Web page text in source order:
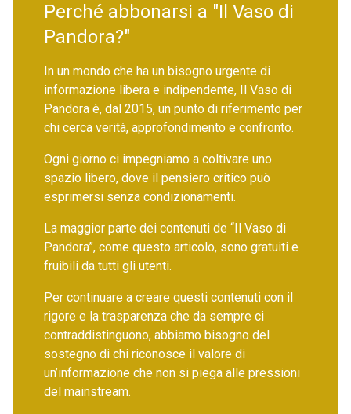
Perché abbonarsi a "Il Vaso di
Pandora?"
In un mondo che ha un bisogno urgente di
informazione libera e indipendente, Il Vaso di
Pandora è, dal 2015, un punto di riferimento per
chi cerca verità, approfondimento e confronto.
Ogni giorno ci impegniamo a coltivare uno
spazio libero, dove il pensiero critico può
esprimersi senza condizionamenti.
La maggior parte dei contenuti de “Il Vaso di
Pandora”, come questo articolo, sono gratuiti e
fruibili da tutti gli utenti.
Per continuare a creare questi contenuti con il
rigore e la trasparenza che da sempre ci
contraddistinguono, abbiamo bisogno del
sostegno di chi riconosce il valore di
un’informazione che non si piega alle pressioni
del mainstream.